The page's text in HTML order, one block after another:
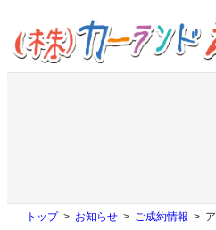
容
を
ス
トップ お知らせ ご成約情報